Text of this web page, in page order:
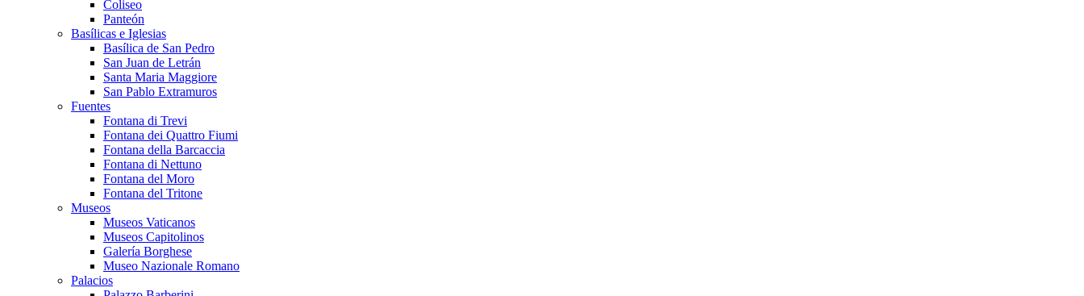
Coliseo
Panteón
Basílicas e Iglesias
Basílica de San Pedro
San Juan de Letrán
Santa Maria Maggiore
San Pablo Extramuros
Fuentes
Fontana di Trevi
Fontana dei Quattro Fiumi
Fontana della Barcaccia
Fontana di Nettuno
Fontana del Moro
Fontana del Tritone
Museos
Museos Vaticanos
Museos Capitolinos
Galería Borghese
Museo Nazionale Romano
Palacios